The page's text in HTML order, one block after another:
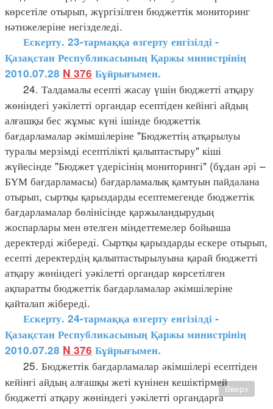
көрсетіле отырып, жүргізілген бюджеттік мониторинг
нәтижелеріне негізделеді.
Ескерту. 23-тармаққа өзгерту енгізілді -
Қазақстан Республикасының Қаржы министрінің
2010.07.28 N 376 Бұйрығымен.
24. Талдамалы есепті жасау үшін бюджетті атқару
жөніндегі уәкілетті органдар есептіден кейінгі айдың
алғашқы бес жұмыс күні ішінде бюджеттік
бағдарламалар әкімшілеріне "Бюджеттің атқарылуы
туралы мерзімді есептілікті қалыптастыру" кіші
жүйесінде "Бюджет үдерісінің мониторингі" (бұдан әрі –
БҮМ бағдарламасы) бағдарламалық қамтуын пайдалана
отырып, сыртқы қарыздарды есептемегенде бюджеттік
бағдарламалар бөлінісінде қаржыландырудың
жоспарлары мен өтелген міндеттемелер бойынша
деректерді жібереді. Сыртқы қарыздарды ескере отырып,
есепті деректердің қалыптастырылуына қарай бюджетті
атқару жөніндегі уәкілетті органдар көрсетілген
ақпаратты бюджеттік бағдарламалар әкімшілеріне
қайталап жібереді.
Ескерту. 24-тармаққа өзгерту енгізілді -
Қазақстан Республикасының Қаржы министрінің
2010.07.28 N 376 Бұйрығымен.
25. Бюджеттік бағдарламалар әкімшілері есептіден
кейінгі айдың алғашқы жеті күнінен кешіктірмей
бюджетті атқару жөніндегі уәкілетті органдарғаВверх